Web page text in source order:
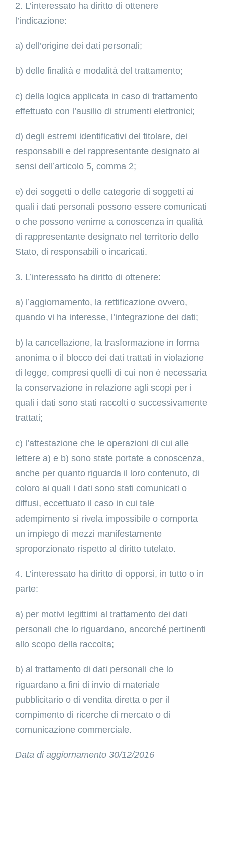
2. L’interessato ha diritto di ottenere
l’indicazione:
a) dell’origine dei dati personali;
b) delle finalità e modalità del trattamento;
c) della logica applicata in caso di trattamento
effettuato con l’ausilio di strumenti elettronici;
d) degli estremi identificativi del titolare, dei
responsabili e del rappresentante designato ai
sensi dell’articolo 5, comma 2;
e) dei soggetti o delle categorie di soggetti ai
quali i dati personali possono essere comunicati
o che possono venirne a conoscenza in qualità
di rappresentante designato nel territorio dello
Stato, di responsabili o incaricati.
3. L’interessato ha diritto di ottenere:
a) l’aggiornamento, la rettificazione ovvero,
quando vi ha interesse, l’integrazione dei dati;
b) la cancellazione, la trasformazione in forma
anonima o il blocco dei dati trattati in violazione
di legge, compresi quelli di cui non è necessaria
la conservazione in relazione agli scopi per i
quali i dati sono stati raccolti o successivamente
trattati;
c) l’attestazione che le operazioni di cui alle
lettere a) e b) sono state portate a conoscenza,
anche per quanto riguarda il loro contenuto, di
coloro ai quali i dati sono stati comunicati o
diffusi, eccettuato il caso in cui tale
adempimento si rivela impossibile o comporta
un impiego di mezzi manifestamente
sproporzionato rispetto al diritto tutelato.
4. L’interessato ha diritto di opporsi, in tutto o in
parte:
a) per motivi legittimi al trattamento dei dati
personali che lo riguardano, ancorché pertinenti
allo scopo della raccolta;
b) al trattamento di dati personali che lo
riguardano a fini di invio di materiale
pubblicitario o di vendita diretta o per il
compimento di ricerche di mercato o di
comunicazione commerciale.
Data di aggiornamento 30/12/2016